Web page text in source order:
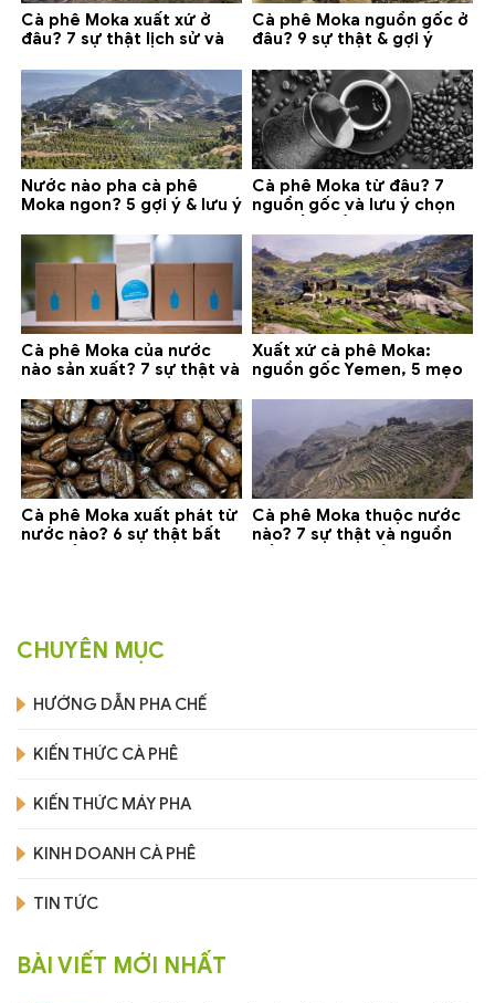
Cà phê Moka xuất xứ ở
đâu? 7 sự thật lịch sử và
Cà phê Moka nguồn gốc ở
đâu? 9 sự thật & gợi ý
Nước nào pha cà phê
Moka ngon? 5 gợi ý & lưu ý
Cà phê Moka từ đâu? 7
nguồn gốc và lưu ý chọn
Cà phê Moka của nước
nào sản xuất? 7 sự thật và
Xuất xứ cà phê Moka:
nguồn gốc Yemen, 5 mẹo
Cà phê Moka xuất phát từ
nước nào? 6 sự thật bất
Cà phê Moka thuộc nước
nào? 7 sự thật và nguồn
CHUYÊN MỤC
HƯỚNG DẪN PHA CHẾ
KIẾN THỨC CÀ PHÊ
KIẾN THỨC MÁY PHA
KINH DOANH CÀ PHÊ
TIN TỨC
BÀI VIẾT MỚI NHẤT